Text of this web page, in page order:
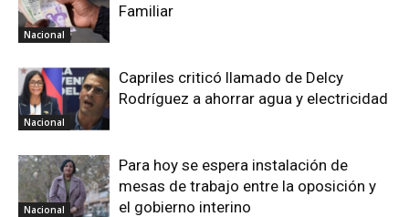
Nacional
Familiar
Nacional
Capriles criticó llamado de Delcy
Rodríguez a ahorrar agua y electricidad
Nacional
Para hoy se espera instalación de
mesas de trabajo entre la oposición y
el gobierno interino